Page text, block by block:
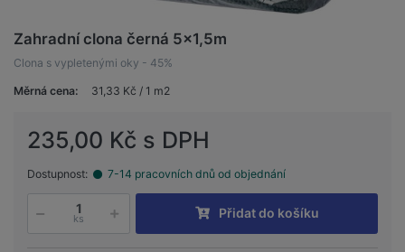
Zahradní clona černá 5x1,5m
Clona s vypletenými oky - 45%
Měrná cena: 31,33 Kč / 1 m2
235,00 Kč s DPH
Dostupnost: 7-14 pracovních dnů od objednání
ks Přidat do košíku